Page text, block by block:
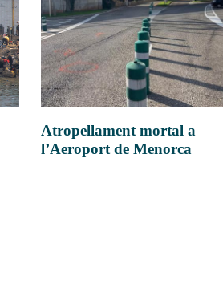
Atropellament mortal a
l’Aeroport de Menorca